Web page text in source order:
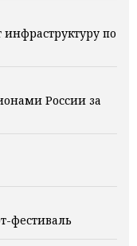
по
России за
фестиваль